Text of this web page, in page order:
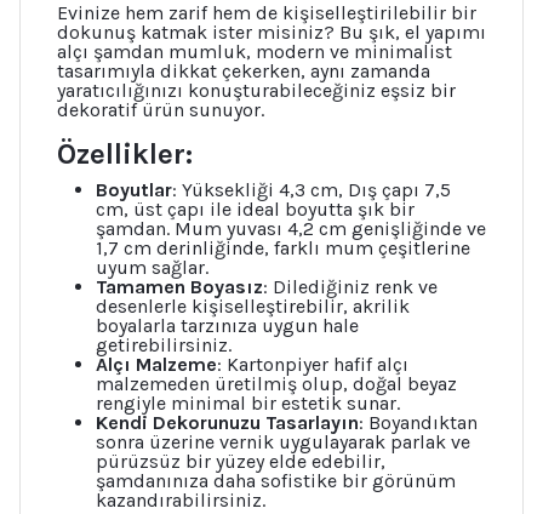
Evinize hem zarif hem de kişiselleştirilebilir bir
dokunuş katmak ister misiniz? Bu şık, el yapımı
alçı şamdan mumluk, modern ve minimalist
tasarımıyla dikkat çekerken, aynı zamanda
yaratıcılığınızı konuşturabileceğiniz eşsiz bir
dekoratif ürün sunuyor.
Özellikler:
Boyutlar: Yüksekliği 4,3 cm, Dış çapı 7,5
cm, üst çapı ile ideal boyutta şık bir
şamdan. Mum yuvası 4,2 cm genişliğinde ve
1,7 cm derinliğinde, farklı mum çeşitlerine
uyum sağlar.
Tamamen Boyasız: Dilediğiniz renk ve
desenlerle kişiselleştirebilir, akrilik
boyalarla tarzınıza uygun hale
getirebilirsiniz.
Alçı Malzeme: Kartonpiyer hafif alçı
malzemeden üretilmiş olup, doğal beyaz
rengiyle minimal bir estetik sunar.
Kendi Dekorunuzu Tasarlayın: Boyandıktan
sonra üzerine vernik uygulayarak parlak ve
pürüzsüz bir yüzey elde edebilir,
şamdanınıza daha sofistike bir görünüm
kazandırabilirsiniz.